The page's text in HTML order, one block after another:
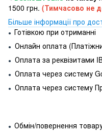
1500 грн. (Тимчасово не
Більше інформації про
● Готівкою при отриманні
● Онлайн оплата
● Оплата за реквізитами
● Оплата через систему
● Оплата через систему
● Обмін/повернення